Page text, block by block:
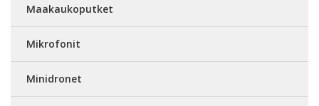
Maakaukoputket
Mikrofonit
Minidronet